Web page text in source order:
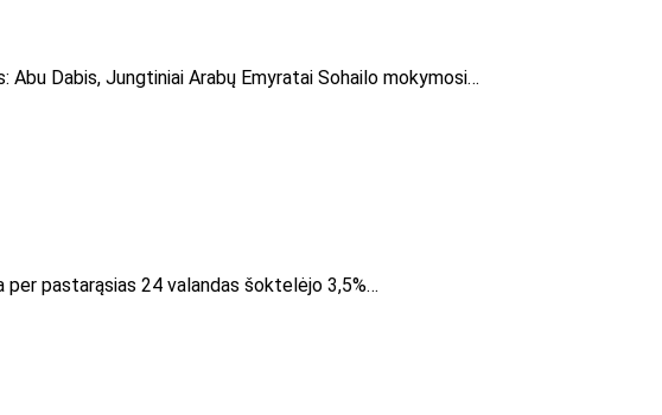
Dabis, Jungtiniai Arabų Emyratai Sohailo mokymosi…
per pastarąsias 24 valandas šoktelėjo 3,5%…